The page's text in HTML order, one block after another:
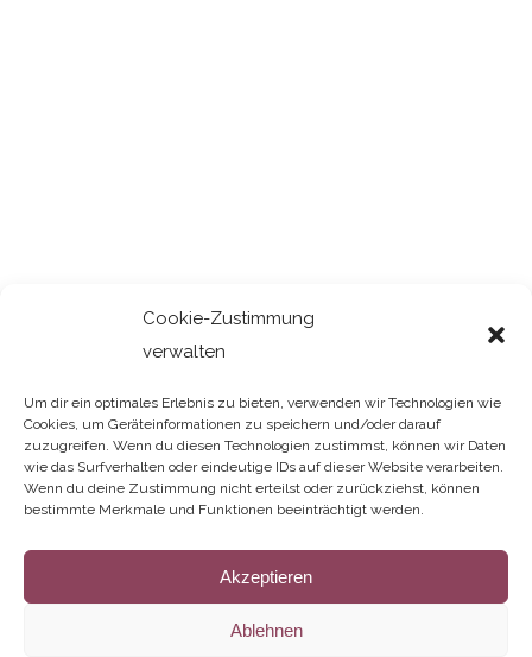
Cookie-Zustimmung
verwalten
Um dir ein optimales Erlebnis zu bieten, verwenden wir Technologien wie
Cookies, um Geräteinformationen zu speichern und/oder darauf
zuzugreifen. Wenn du diesen Technologien zustimmst, können wir Daten
wie das Surfverhalten oder eindeutige IDs auf dieser Website verarbeiten.
Wenn du deine Zustimmung nicht erteilst oder zurückziehst, können
bestimmte Merkmale und Funktionen beeinträchtigt werden.
Akzeptieren
Ablehnen